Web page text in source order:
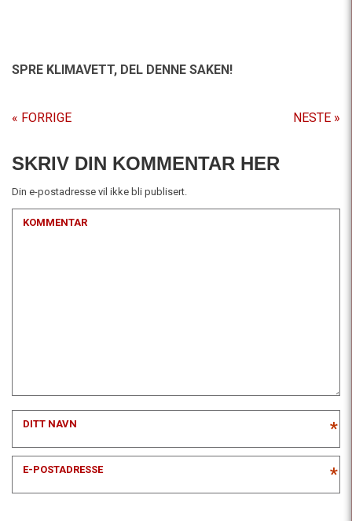
SPRE KLIMAVETT, DEL DENNE SAKEN!
« FORRIGE NESTE »
SKRIV DIN KOMMENTAR HER
Din e-postadresse vil ikke bli publisert.
KOMMENTAR
DITT NAVN *
E-POSTADRESSE *